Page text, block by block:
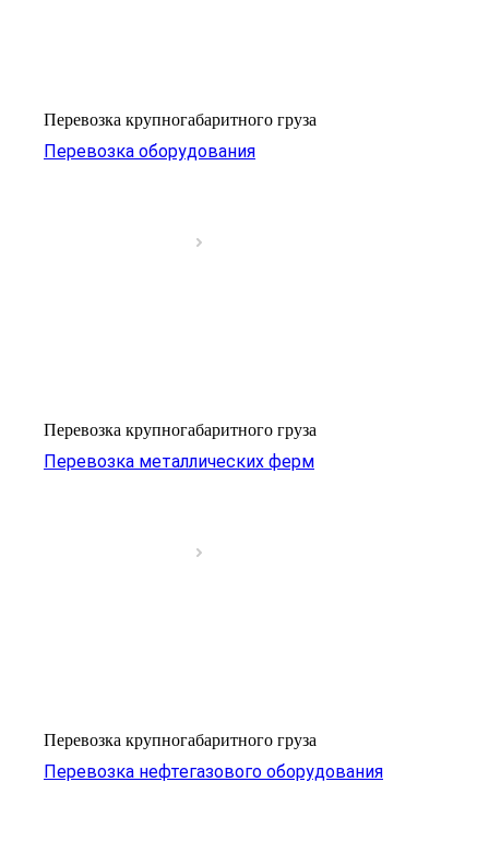
Перевозка крупногабаритного груза
Перевозка оборудования
Перевозка крупногабаритного груза
Перевозка металлических ферм
Перевозка крупногабаритного груза
Перевозка нефтегазового оборудования